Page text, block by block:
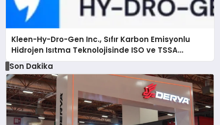
Kleen-Hy-Dro-Gen Inc., Sıfır Karbon Emisyonlu
Hidrojen Isıtma Teknolojisinde ISO ve TSSA
Düzenleyici Onaylarını Aldı
Son Dakika